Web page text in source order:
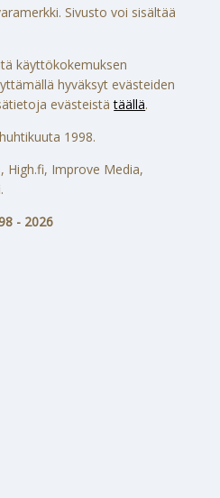
Sivusto voi sisältää
käyttökokemuksen
hyväksyt evästeiden
evästeistätäällä.
1998.
High.fi, Improve Media,
- 2026